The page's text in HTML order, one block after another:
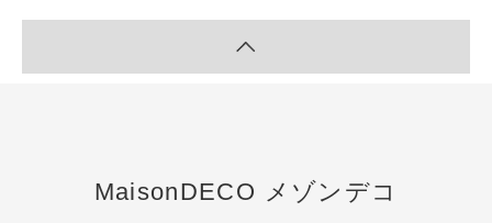
MaisonDECO メゾンデコ